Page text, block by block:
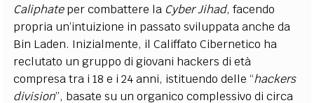
Caliphateper combattere la Cyber Jihad, facendo
propria un’intuizione in passato sviluppata anche da
Bin Laden. Inizialmente, il Califfato Cibernetico ha
reclutato un gruppo di giovani hackers di età
compresa tra i 18 e i 24 anni, istituendo delle “hackers
division”, basate su un organico complessivo di circa